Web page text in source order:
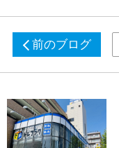
前のブログ